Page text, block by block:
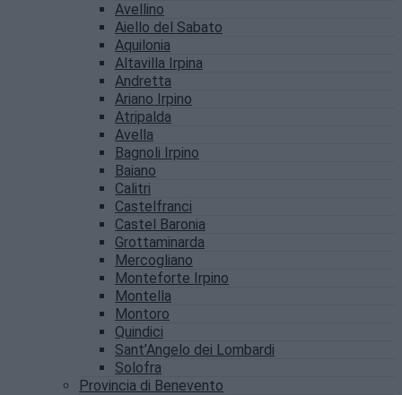
Avellino
Aiello del Sabato
Aquilonia
Altavilla Irpina
Andretta
Ariano Irpino
Atripalda
Avella
Bagnoli Irpino
Baiano
Calitri
Castelfranci
Castel Baronia
Grottaminarda
Mercogliano
Monteforte Irpino
Montella
Montoro
Quindici
Sant’Angelo dei Lombardi
Solofra
Provincia di Benevento